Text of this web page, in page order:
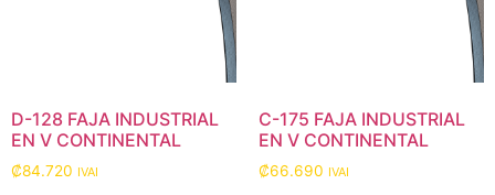
D-128 FAJA INDUSTRIAL
EN V CONTINENTAL
₡84.720 IVAI
C-175 FAJA INDUSTRIAL
EN V CONTINENTAL
₡66.690 IVAI